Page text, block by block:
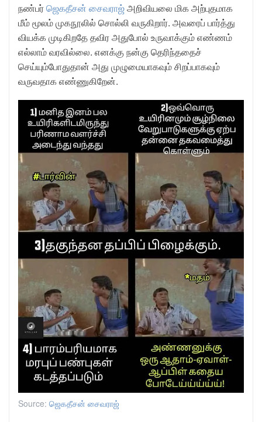
நண்பர்ஜெகதீசன் சைவராஜ்அறிவியலை மிக அற்புதமாக
மீம் மூலம் முகநூலில் சொல்லி வருகிறார். அவரைப் பார்த்து
வியக்க முடிகிறதே தவிர அதுபோல் உருவாக்கும் எண்ணம்
எல்லாம் வரவில்லை. எனக்கு நன்கு தெரிந்ததைச்
செய்யும்போதுதான் அது முழுமையாகவும் சிறப்பாகவும்
வருவதாக எண்ணுகிறேன்.
Source: ஜெகதீசன் சைவராஜ்